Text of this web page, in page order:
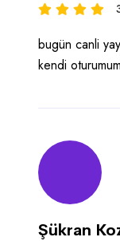
bugün canli
kendi
Şükran